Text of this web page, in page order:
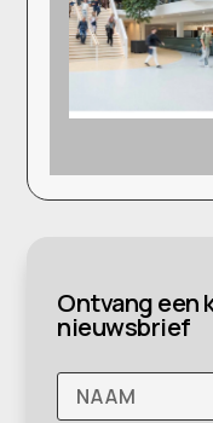
Ontvang een
nieuwsbrief